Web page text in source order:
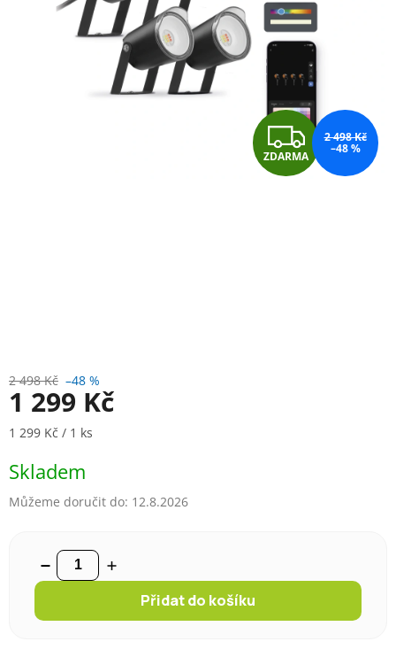
Z
D
ZDARMA
2 498 Kč
–48 %
2 498 Kč –48 %
1 299 Kč
Měrná cena:
1 299 Kč / 1 ks
Skladem
Můžeme doručit do: 12.8.2026
Přidat do košíku